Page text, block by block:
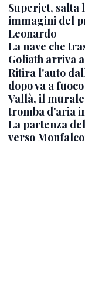
Superjet, salta
immagini del
Leonardo
La nave che
Goliath arriva
Ritira l'auto
dopo va a
Vallà, il
tromba d'aria
La partenza
verso